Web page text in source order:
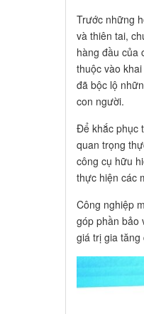
Trước những
và thiên tai,
hàng đầu của
thuộc vào
đã bộc lộ
con người.
Để khắc phục
quan trọng
công cụ hữu
thực hiện các
Công nghiệp
góp phần bảo
giá trị gia tăng